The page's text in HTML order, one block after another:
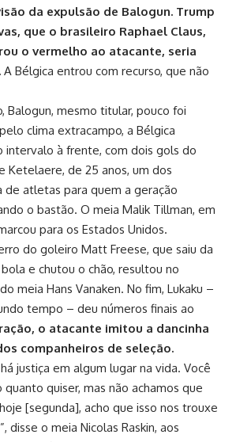
da expulsão de Balogun. Trump
que o brasileiro Raphael Claus,
o vermelho ao atacante, seria
A Bélgica entrou com recurso, que não
Balogun, mesmo titular, pouco foi
clima extracampo, a Bélgica
intervalo à frente, com dois gols do
Ketelaere, de 25 anos, um dos
de atletas para quem a geração
o bastão. O meia Malik Tillman, em
para os Estados Unidos.
do goleiro Matt Freese, que saiu da
e chutou o chão, resultou no
meia Hans Vanaken. No fim, Lukaku –
tempo – deu números finais ao
o atacante imitou a dancinha
companheiros de seleção.
justiça em algum lugar na vida. Você
quiser, mas não achamos que
[segunda], acho que isso nos trouxe
disse o meia Nicolas Raskin, aos